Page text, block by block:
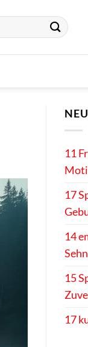
11
17
14
15
17